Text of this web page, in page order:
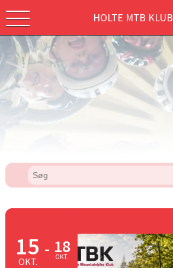
HOLTE MTB KLUB
15
OKT.
- 18
OKT.